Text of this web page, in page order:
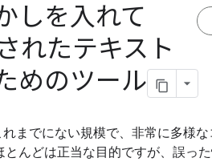
しを入れて
れたテキスト
めのツール
までにない規模で、非常に多様
とんどは正当な目的ですが、誤っ